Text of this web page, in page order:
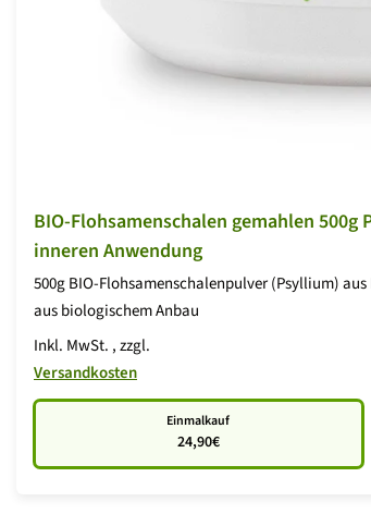
BIO-Flohsamenschalen gemahlen 500g
inneren Anwendung
500g BIO-Flohsamenschalenpulver (Psyllium)
aus biologischem Anbau
Inkl. MwSt. , zzgl.
Versandkosten
Einmalkauf
24,90€